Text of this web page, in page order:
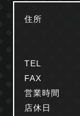
住所
TEL
FAX
営業時間
店休日